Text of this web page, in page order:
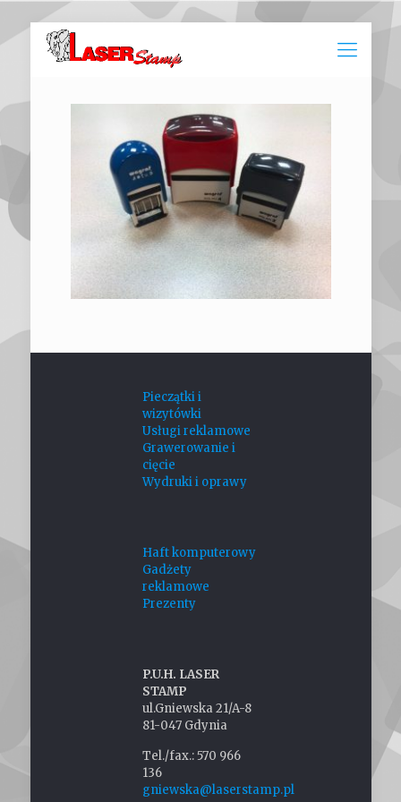
Pieczątki i
wizytówki
Usługi reklamowe
Grawerowanie i
cięcie
Wydruki i oprawy
Haft komputerowy
Gadżety
reklamowe
Prezenty
P.U.H. LASER
STAMP
ul.Gniewska 21/A-8
81-047 Gdynia
Tel./fax.: 570 966
136
gniewska@laserstamp.pl